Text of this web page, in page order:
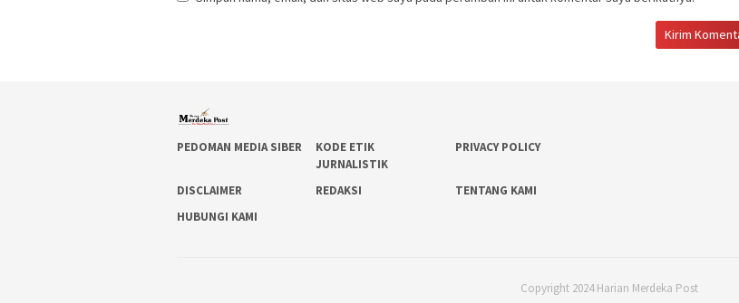
PEDOMAN MEDIA SIBER
KODE ETIK
JURNALISTIK
PRIVACY POLICY
DISCLAIMER REDAKSI
TENTANG KAMI
HUBUNGI KAMI
Copyright 2024 Harian Merdeka Post